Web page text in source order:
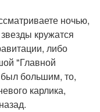
ночью,
кружатся
либо
"Главной
большим, то,
карлика,